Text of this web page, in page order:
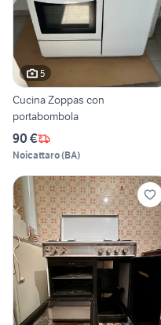
5
Cucina Zoppas con
portabombola
90 €
Noicattaro(BA)